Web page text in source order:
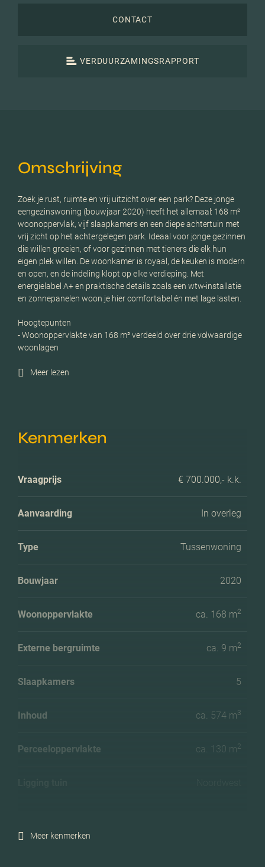
CONTACT
VERDUURZAMINGSRAPPORT
Omschrijving
Zoek je rust, ruimte en vrij uitzicht over een park? Deze jonge
eengezinswoning (bouwjaar 2020) heeft het allemaal: 168 m²
woonoppervlak, vijf slaapkamers en een diepe achtertuin met
vrij zicht op het achtergelegen park. Ideaal voor jonge gezinnen
die willen groeien, of voor gezinnen met tieners die elk hun
eigen plek willen. De woonkamer is royaal, de keuken is modern
en open, en de indeling klopt op elke verdieping. Met
energielabel A+ en praktische details zoals een wtw-installatie
en zonnepanelen woon je hier comfortabel én met lage lasten.
Hoogtepunten
- Woonoppervlakte van 168 m² verdeeld over drie volwaardige
woonlagen
Meer lezen
Kenmerken
Vraagprijs € 700.000,- k.k.
Aanvaarding In overleg
Type Tussenwoning
Bouwjaar 2020
Woonoppervlakte ca. 168 m2
Externe bergruimte ca. 9 m2
Slaapkamers 5
Inhoud ca. 574 m3
Perceeloppervlakte ca. 130 m2
Meer kenmerken